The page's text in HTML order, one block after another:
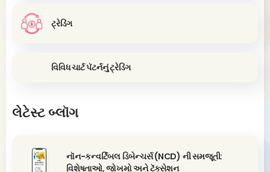
ટ્રેડિંગ
વિવિધ ચાર્ટ પૅટર્નનું ટ્રેડિંગ
લેટેસ્ટ બ્લૉગ
નૉન-કન્વર્ટિબલ ડિબેન્ચર્સ (NCD) ની સમજૂતી:
વિશેષતાઓ, જોખમો અને ટૅક્સેશન